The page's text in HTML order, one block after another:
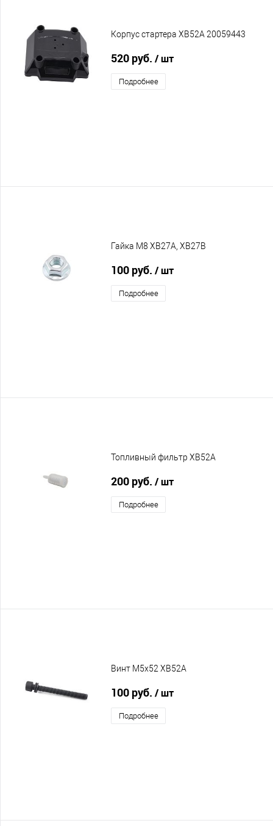
Корпус стартера XB52A 20059443
520 руб. / шт
Подробнее
Гайка M8 XB27A, XB27B
100 руб. / шт
Подробнее
Топливный фильтр XB52A
200 руб. / шт
Подробнее
Винт M5x52 XB52A
100 руб. / шт
Подробнее